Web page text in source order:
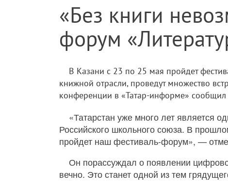
«Без книги
форум
В Казани с 23 по 25 мая пройдет
книжной отрасли, проведут множество
конференции в «Татар-информе» сообщил
«Татарстан уже много лет является
Российского школьного союза. В
пройдет наш фестиваль-форум», —
Он порассуждал о появлении
вечно. Это станет одной из тем